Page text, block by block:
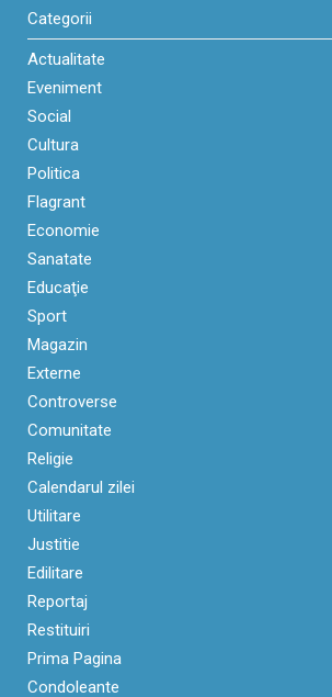
Categorii
Actualitate
Eveniment
Social
Cultura
Politica
Flagrant
Economie
Sanatate
Educaţie
Sport
Magazin
Externe
Controverse
Comunitate
Religie
Calendarul zilei
Utilitare
Justitie
Edilitare
Reportaj
Restituiri
Prima Pagina
Condoleante